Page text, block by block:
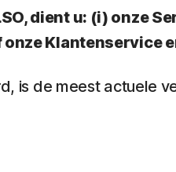
dient u: (i) onze
Klantenservice
is de meest actuele